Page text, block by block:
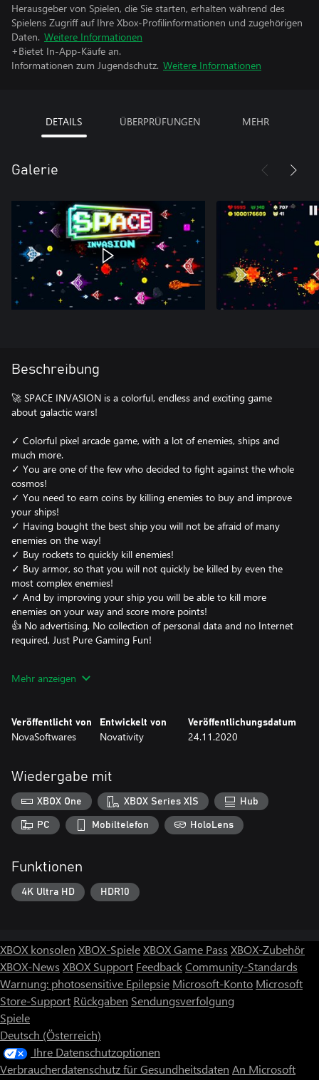
Herausgeber von Spielen, die Sie starten, erhalten während des
Spielens Zugriff auf Ihre Xbox-Profilinformationen und zugehörigen
Daten. Weitere Informationen
+Bietet In-App-Käufe an.
Informationen zum Jugendschutz. Weitere Informationen
DETAILS ÜBERPRÜFUNGEN MEHR
Galerie
Beschreibung
🚀 SPACE INVASION is a colorful, endless and exciting game
about galactic wars!
✓ Colorful pixel arcade game, with a lot of enemies, ships and
much more.
✓ You are one of the few who decided to fight against the whole
cosmos!
✓ You need to earn coins by killing enemies to buy and improve
your ships!
✓ Having bought the best ship you will not be afraid of many
enemies on the way!
✓ Buy rockets to quickly kill enemies!
✓ Buy armor, so that you will not quickly be killed by even the
most complex enemies!
✓ And by improving your ship you will be able to kill more
enemies on your way and score more points!
👍 No advertising, No collection of personal data and no Internet
required, Just Pure Gaming Fun!
✓ Keyboard and 🎮 Xbox Controller (PC & XBOX) Support.
Mehr anzeigen
Veröffentlicht von
NovaSoftwares
Entwickelt von
Novativity
Veröffentlichungsdatum
24.11.2020
Wiedergabe mit
XBOX One XBOX Series X|S Hub
PC Mobiltelefon HoloLens
Funktionen
4K Ultra HD HDR10
XBOX konsolen XBOX-SpieleXBOX Game Pass XBOX-Zubehör
XBOX-News XBOX Support FeedbackCommunity-Standards
Warnung: photosensitive Epilepsie Microsoft-Konto Microsoft
Store-Support Rückgaben Sendungsverfolgung
Spiele
Deutsch (Österreich)
Ihre Datenschutzoptionen
Verbraucherdatenschutz für Gesundheitsdaten An Microsoft